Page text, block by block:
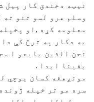
نيټه دخندق كار پيل
وسلم هرو لسو تنو
معلومه كړه ,او
به دكار په ترڅ كې
نحن الذين بايعو ا
بقينا ابدا .
مونږهغه كسان يوچي
سره مو تر خپله